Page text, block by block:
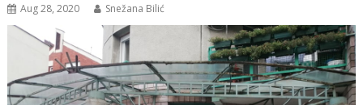
Aug 28, 2020 Snežana Bilić